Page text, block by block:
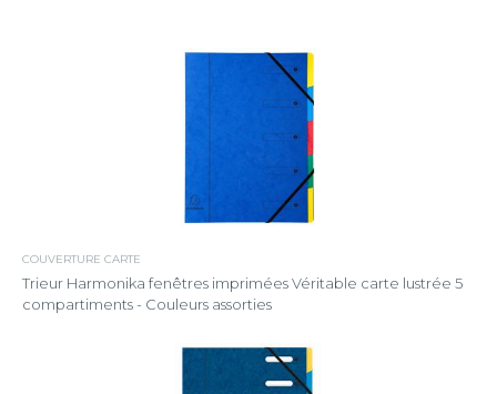
COUVERTURE CARTE
Trieur Harmonika fenêtres imprimées Véritable carte lustrée 5
compartiments - Couleurs assorties